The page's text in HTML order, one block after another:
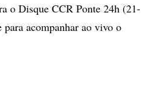
o Disque CCR Ponte 24h (21-
acompanhar ao vivo o